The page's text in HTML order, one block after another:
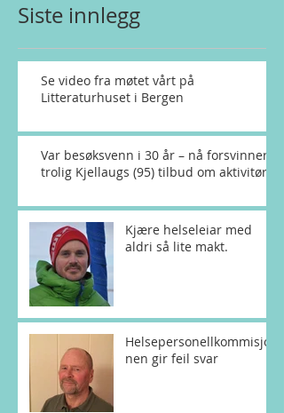
Siste innlegg
Se video fra møtet vårt på
Litteraturhuset i Bergen
Var besøksvenn i 30 år – nå forsvinner
trolig Kjellaugs (95) tilbud om aktivitør
Kjære helseleiar med
aldri så lite makt.
Helsepersonellkommisjo
nen gir feil svar